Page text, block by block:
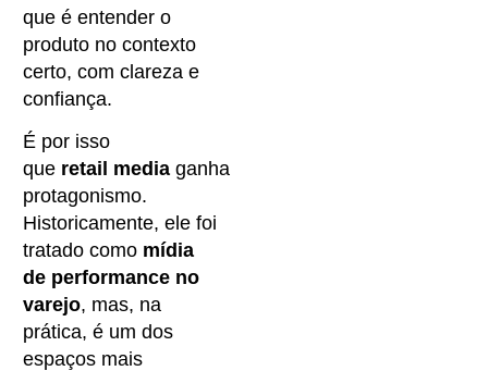
que é entender o
produto no contexto
certo, com clareza e
confiança.
É por isso
que retail mediaganha
protagonismo.
Historicamente, ele foi
tratado como mídia
de performance no
varejo, mas, na
prática, é um dos
espaços mais